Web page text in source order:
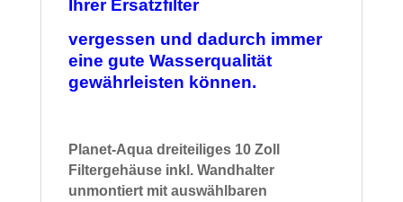
Ihrer Ersatzfilter
vergessen und dadurch immer
eine gute Wasserqualität
gewährleisten können.
Planet-Aqua dreiteiliges 10 Zoll
Filtergehäuse inkl. Wandhalter
unmontiert mit auswählbaren